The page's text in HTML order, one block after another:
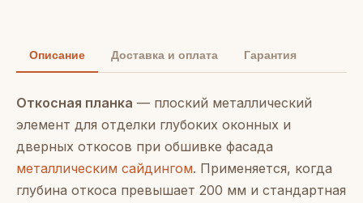
Описание Доставка и оплата Гарантия
Откосная планка — плоский металлический
элемент для отделки глубоких оконных и
дверных откосов при обшивке фасада
металлическим сайдингом. Применяется, когда
глубина откоса превышает 200 мм и стандартная